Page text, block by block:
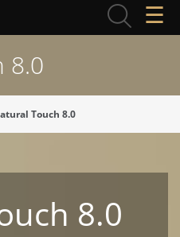
☰
8.0
Touch 8.0
8.0